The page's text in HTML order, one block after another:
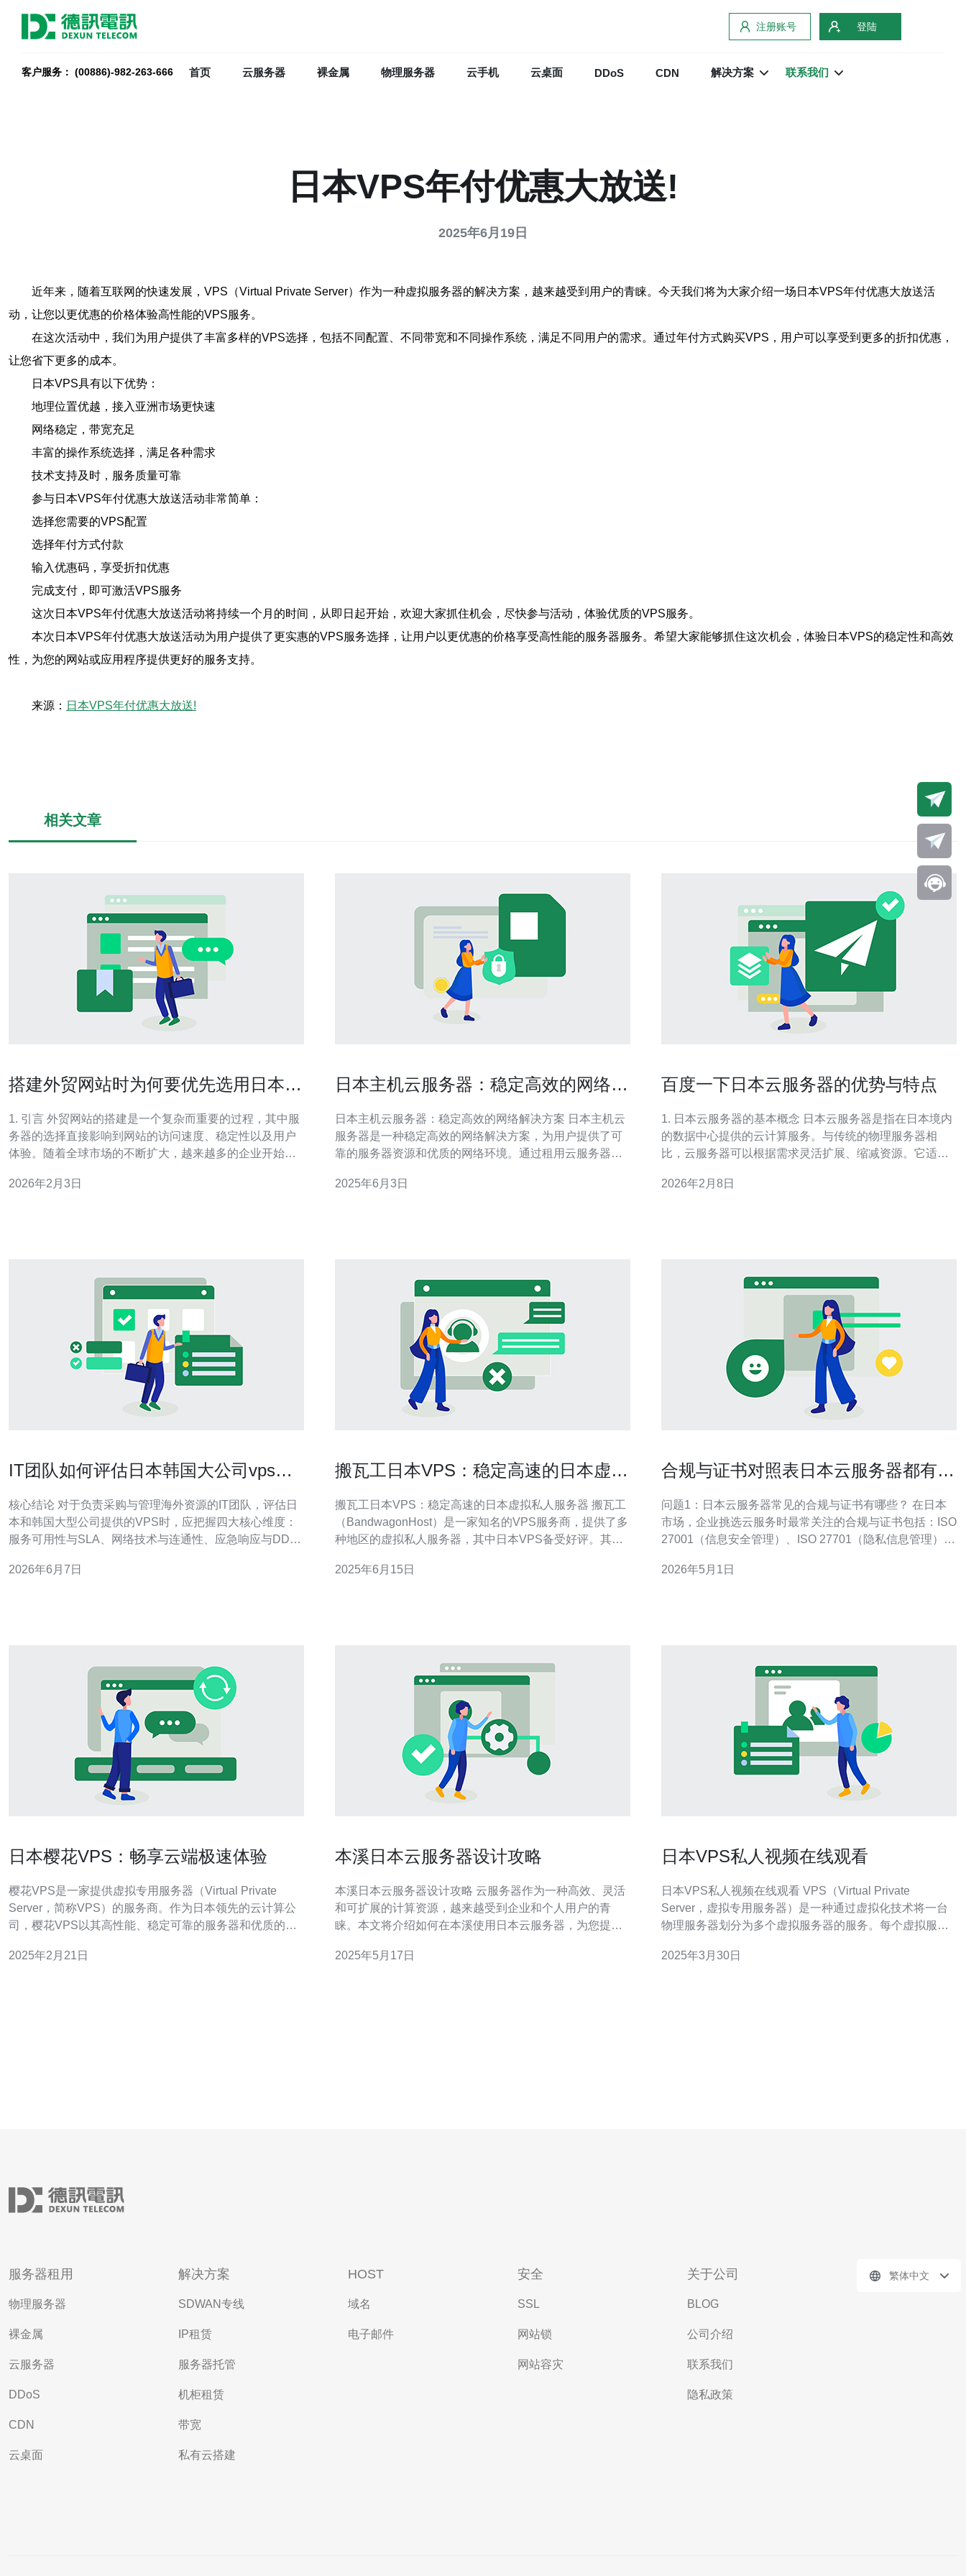
注册账号 登陆
客户服务： (00886)-982-263-666 首页 云服务器 裸金属 物理服务器 云手机 云桌面 DDoS CDN 解决方案 联系我们
日本VPS年付优惠大放送!
2025年6月19日
近年来，随着互联网的快速发展，VPS（Virtual Private Server）作为一种虚拟服务器的解决方案，越来越受到用户的青睐。今天我们将为大家介绍一场日本VPS年付优惠大放送活
动，让您以更优惠的价格体验高性能的VPS服务。
在这次活动中，我们为用户提供了丰富多样的VPS选择，包括不同配置、不同带宽和不同操作系统，满足不同用户的需求。通过年付方式购买VPS，用户可以享受到更多的折扣优惠，
让您省下更多的成本。
日本VPS具有以下优势：
地理位置优越，接入亚洲市场更快速
网络稳定，带宽充足
丰富的操作系统选择，满足各种需求
技术支持及时，服务质量可靠
参与日本VPS年付优惠大放送活动非常简单：
选择您需要的VPS配置
选择年付方式付款
输入优惠码，享受折扣优惠
完成支付，即可激活VPS服务
这次日本VPS年付优惠大放送活动将持续一个月的时间，从即日起开始，欢迎大家抓住机会，尽快参与活动，体验优质的VPS服务。
本次日本VPS年付优惠大放送活动为用户提供了更实惠的VPS服务选择，让用户以更优惠的价格享受高性能的服务器服务。希望大家能够抓住这次机会，体验日本VPS的稳定性和高效
性，为您的网站或应用程序提供更好的服务支持。
来源： 日本VPS年付优惠大放送!
相关文章
搭建外贸网站时为何要优先选用日本云
1. 引言 外贸网站的搭建是一个复杂而重要的过程，其中服
务器的选择直接影响到网站的访问速度、稳定性以及用户
体验。随着全球市场的不断扩大，越来越多的企业开始重
器的优势 日本云服务器提供的多个优势使其成为外贸网站
2026年2月3日
日本主机云服务器：稳定高效的网络解
日本主机云服务器：稳定高效的网络解决方案 日本主机云
服务器是一种稳定高效的网络解决方案，为用户提供了可
靠的服务器资源和优质的网络环境。通过租用云服务器，
高效稳定的在线运行。 日本主机云服务器具有以下优势：
2025年6月3日
百度一下日本云服务器的优势与特点
1. 日本云服务器的基本概念 日本云服务器是指在日本境内
的数据中心提供的云计算服务。与传统的物理服务器相
比，云服务器可以根据需求灵活扩展、缩减资源。它适用
场景。 2. 性能优势 日本云服务器通常配备高性能的硬件配
2026年2月8日
IT团队如何评估日本韩国大公司vps的
核心结论 对于负责采购与管理海外资源的IT团队，评估日
本和韩国大型公司提供的VPS时，应把握四大核心维度：
服务可用性与SLA、网络技术与连通性、应急响应与DDoS
力测试、真实流量回放和故障演练来验证；在对比中，推
2026年6月7日
搬瓦工日本VPS：稳定高速的日本虚拟
搬瓦工日本VPS：稳定高速的日本虚拟私人服务器 搬瓦工
（BandwagonHost）是一家知名的VPS服务商，提供了多
种地区的虚拟私人服务器，其中日本VPS备受好评。其日
VPS采用高端的硬件设备和先进的网络架构，保证了服务
2025年6月15日
合规与证书对照表日本云服务器都有哪
问题1：日本云服务器常见的合规与证书有哪些？ 在日本
市场，企业挑选云服务时最常关注的合规与证书包括：ISO
27001（信息安全管理）、ISO 27701（隐私信息管理）、
业）、以及面向日本政府/公共部门的ISMAP（信息系统安
2026年5月1日
日本樱花VPS：畅享云端极速体验
樱花VPS是一家提供虚拟专用服务器（Virtual Private
Server，简称VPS）的服务商。作为日本领先的云计算公
司，樱花VPS以其高性能、稳定可靠的服务器和优质的客
进的网络设备和数据中心，能够为用户提供极速、稳定的
2025年2月21日
本溪日本云服务器设计攻略
本溪日本云服务器设计攻略 云服务器作为一种高效、灵活
和可扩展的计算资源，越来越受到企业和个人用户的青
睐。本文将介绍如何在本溪使用日本云服务器，为您提供
格、数据中心位置、技术支持等因素。在本溪使用日本云
2025年5月17日
日本VPS私人视频在线观看
日本VPS私人视频在线观看 VPS（Virtual Private
Server，虚拟专用服务器）是一种通过虚拟化技术将一台
物理服务器划分为多个虚拟服务器的服务。每个虚拟服务
样运行应用程序。 日本VPS在亚洲地区非常受欢迎，原因
2025年3月30日
服务器租用
物理服务器
裸金属
云服务器
DDoS
CDN
云桌面
解决方案
SDWAN专线
IP租赁
服务器托管
机柜租赁
带宽
私有云搭建
HOST
域名
电子邮件
安全
SSL
网站锁
网站容灾
关于公司
BLOG
公司介绍
联系我们
隐私政策
繁体中文